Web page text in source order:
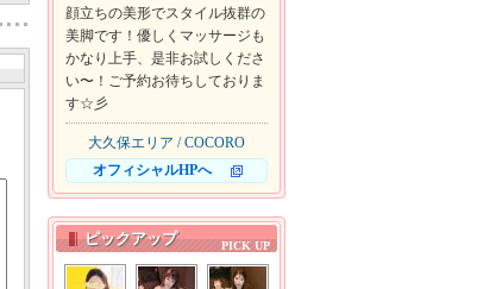
顔立ちの美形でスタイル抜群の
美脚です！優しくマッサージも
かなり上手、是非お試しくださ
い〜！ご予約お待ちしておりま
す☆彡
大久保エリア / COCORO
オフィシャルHPへ
ピックアップ